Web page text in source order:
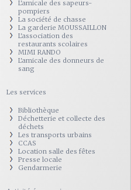
L'amicale des sapeurs-
pompiers
La société de chasse
La garderie MOUSSAILLON
L'association des
restaurants scolaires
MIMI RANDO
L'amicale des donneurs de
sang
Les services
Bibliothèque
Déchetterie et collecte des
déchets
Les transports urbains
CCAS
Location salle des fêtes
Presse locale
Gendarmerie